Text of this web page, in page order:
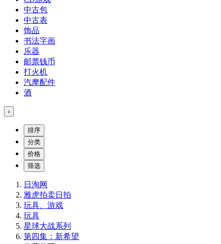
中古包
中古表
饰品
书法字画
乐器
邮票钱币
打火机
汽摩配件
酒
›
排序
分类
价格
筛选
日淘网
雅虎拍卖日拍
玩具、游戏
玩具
星球大战系列
第四集：新希望